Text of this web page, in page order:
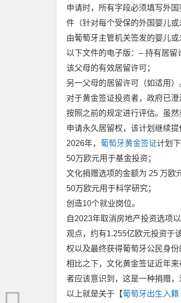
申请时，所有字段必须填写外
件（针对每个受保的外国婴儿或
由葡萄牙主管机关签发的婴儿或
以下文件的电子版：– 持有居留
该父母的有效居留许可；
另一父母的居留许可（如适用）
对于黄金签证投资者，政府已
按照之前的规定进行评估。虽
申请永久居留权，该计划继续
2026年， 葡萄牙黄金签证计划
50万欧元用于基金投资；
文化捐赠选项的金额为 25 万欧
50万欧元用于科学研究；
创造10个就业岗位。
自2023年取消房地产投资选项
观点，约有1.255亿欧元投资于
权以及最终获得葡萄牙公民身
相比之下，文化黄金签证近年
者应该意识到，这是一种捐赠，
以上就是关于【葡萄牙出生入籍